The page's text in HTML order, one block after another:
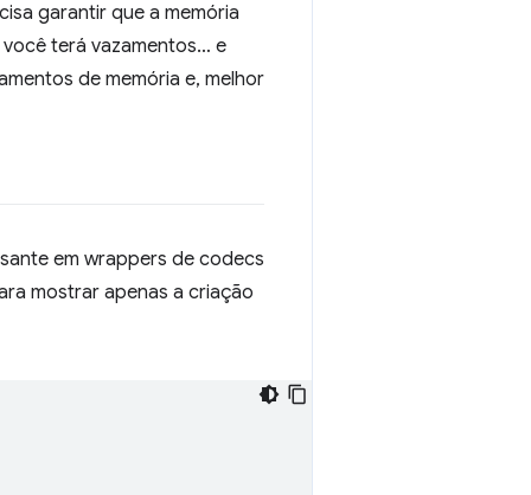
garantir que a memória
você terá vazamentos… e
de memória e, melhor
em wrappers de codecs
mostrar apenas a criação